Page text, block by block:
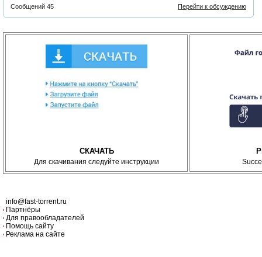
Сообщений 45 Перейти к обсуждению
СКАЧАТЬ
Для скачивания следуйте инструкции
info@fast-torrent.ru
Партнёры
Для правообладателей
Помощь сайту
Реклама на сайте